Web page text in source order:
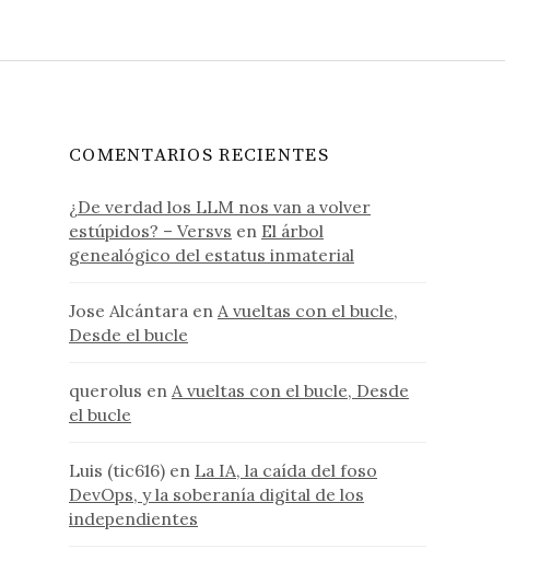
COMENTARIOS RECIENTES
¿De verdad los LLM nos van a volver
estúpidos? – Versvs en El árbol
genealógico del estatus inmaterial
Jose Alcántara en A vueltas con el bucle,
Desde el bucle
querolus en A vueltas con el bucle, Desde
el bucle
Luis (tic616) en La IA, la caída del foso
DevOps, y la soberanía digital de los
independientes